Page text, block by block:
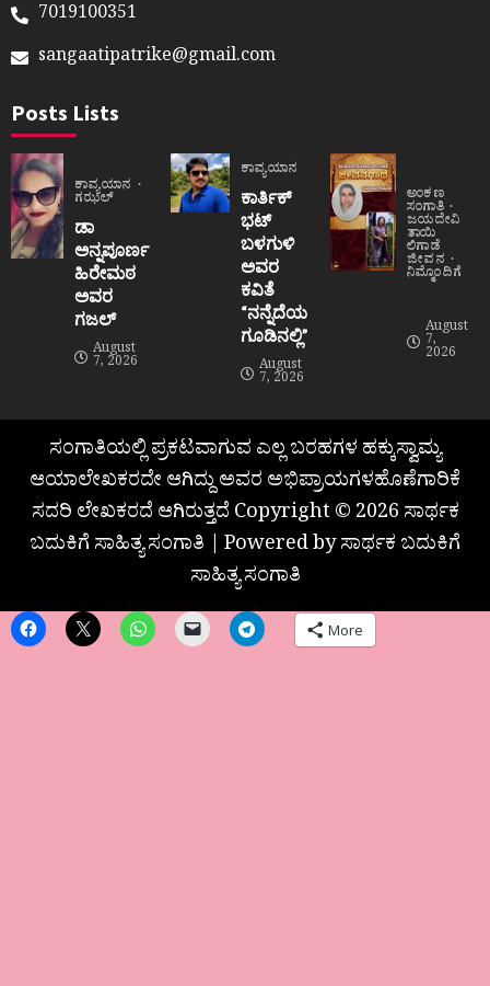
7019100351
sangaatipatrike@gmail.com
Posts Lists
ಕಾವ್ಯಯಾನ
ಗಝಲ್
ಡಾ
ಅನ್ನಪೂರ್ಣ
ಹಿರೇಮಠ
ಅವರ
ಗಜಲ್
August
7, 2026
ಕಾವ್ಯಯಾನ
ಕಾರ್ತಿಕ್
ಭಟ್
ಬಳಗುಳಿ
ಅವರ
ಕವಿತೆ
“ನನ್ನೆದೆಯ
ಗೂಡಿನಲ್ಲಿ”
August
7, 2026
ಅಂಕಣ
ಸಂಗಾತಿ
ಜಯದೇವಿ
ತಾಯಿ
ಲಿಗಾಡೆ
ಜೀವನ
ನಿಮ್ಮೊಂದಿಗೆ
August
7,
2026
ಸಂಗಾತಿಯಲ್ಲಿ ಪ್ರಕಟವಾಗುವ ಎಲ್ಲ ಬರಹಗಳ ಹಕ್ಕುಸ್ವಾಮ್ಯ
ಆಯಾಲೇಖಕರದೇ ಆಗಿದ್ದು ಅವರ ಅಭಿಪ್ರಾಯಗಳಹೊಣೆಗಾರಿಕೆ
ಸದರಿ ಲೇಖಕರದೆ ಆಗಿರುತ್ತದೆ Copyright © 2026 ಸಾರ್ಥಕ
ಬದುಕಿಗೆ ಸಾಹಿತ್ಯ ಸಂಗಾತಿ | Powered by ಸಾರ್ಥಕ ಬದುಕಿಗೆ
ಸಾಹಿತ್ಯ ಸಂಗಾತಿ
More